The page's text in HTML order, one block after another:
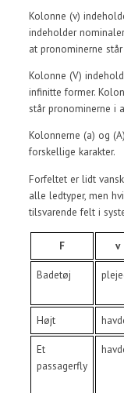
Kolonne (v)
indeholder
at pronominerne
Kolonne (V)
infinitte former.
står pronominerne i
Kolonnerne (a) og
forskellige karakter.
Forfeltet er lidt
alle ledtyper, men
tilsvarende felt i
F v
Badetøj
Højt
Et
passagerfly